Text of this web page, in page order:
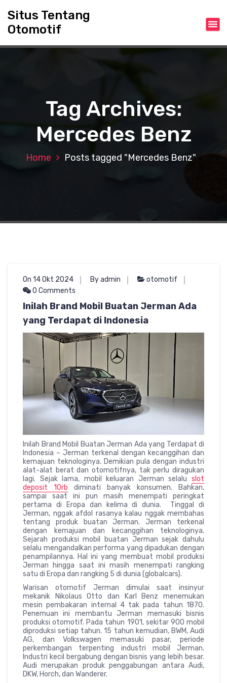
t
Situs Tentang
Otomotif
Tag Archives:
Mercedes Benz
Home Posts tagged "Mercedes Benz"
On 14 Okt 2024 By admin
otomotif
0 Comments
Inilah Brand Mobil Buatan Jerman Ada
yang Terdapat di Indonesia
Inilah Brand Mobil Buatan Jerman Ada yang Terdapat di
Indonesia – Jerman terkenal dengan kecanggihan dan
kemajuan teknologinya. Demikian pula dengan industri
alat-alat berat dan otomotifnya, tak perlu diragukan
lagi. Sejak lama, mobil keluaran Jerman selalu slot
deposit 10rb diminati banyak konsumen. Bahkan,
sampai saat ini pun masih menempati peringkat
pertama di Eropa dan kelima di dunia. Tinggal di
Jerman, nggak afdol rasanya kalau nggak membahas
tentang produk buatan Jerman. Jerman terkenal
dengan kemajuan dan kecanggihan teknologinya.
Sejarah produksi mobil buatan Jerman sejak dahulu
selalu mengandalkan performa yang dipadukan dengan
penampilannya. Hal ini yang membuat mobil produksi
Jerman hingga saat ini masih menempati rangking
satu di Eropa dan rangking 5 di dunia (globalcars).
Warisan otomotif Jerman dimulai saat insinyur
mekanik Nikolaus Otto dan Karl Benz menemukan
mesin pembakaran internal 4 tak pada tahun 1870.
Penemuan ini membantu Jerman memasuki bisnis
produksi otomotif. Pada tahun 1901, sekitar 900 mobil
diproduksi setiap tahun. 15 tahun kemudian, BWM, Audi
AG, dan Volkswagen memasuki pasar, periode
perkembangan terpenting industri mobil Jerman.
Industri kecil bergabung dengan bisnis yang lebih besar.
Audi merupakan produk penggabungan antara Audi,
DKW, Horch, dan Wanderer.